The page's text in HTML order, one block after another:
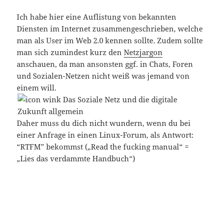
Ich habe hier eine Auflistung von bekannten
Diensten im Internet zusammengeschrieben, welche
man als User im Web 2.0 kennen sollte. Zudem sollte
man sich zumindest kurz denNetzjargon
anschauen, da man ansonsten ggf. in Chats, Foren
und Sozialen-Netzen nicht weiß was jemand von
einem will.
Daher muss du dich nicht wundern, wenn du bei
einer Anfrage in einen Linux-Forum, als Antwort:
“RTFM” bekommst („Read the fucking manual“ =
„Lies das verdammte Handbuch“)